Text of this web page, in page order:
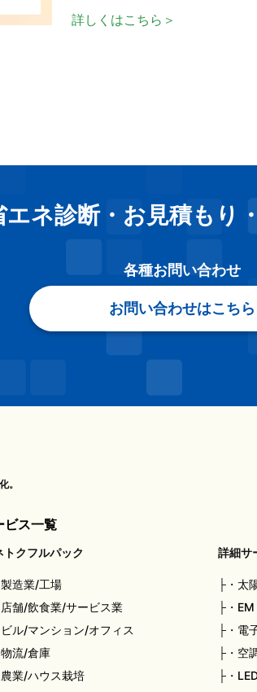
詳しくはこちら＞
エネ診断・お見積もり ・
各種お問い合わせ
お問い合わせはこちら
。
ビス一覧
トクフルパック
製造業/工場
店舗/飲食業/サービス業
ビル/マンション/オフィス
物流/倉庫
農業/ハウス栽培
詳細サ
・ 太
・
・ 電
・ 空
・